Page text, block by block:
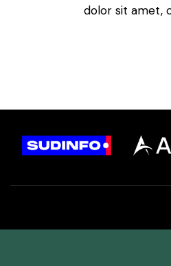
dolor sit amet,